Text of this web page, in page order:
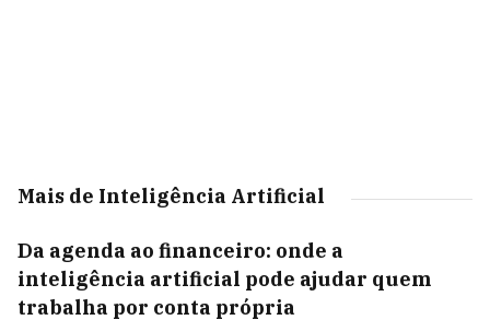
Mais de Inteligência Artificial
Da agenda ao financeiro: onde a
inteligência artificial pode ajudar quem
trabalha por conta própria